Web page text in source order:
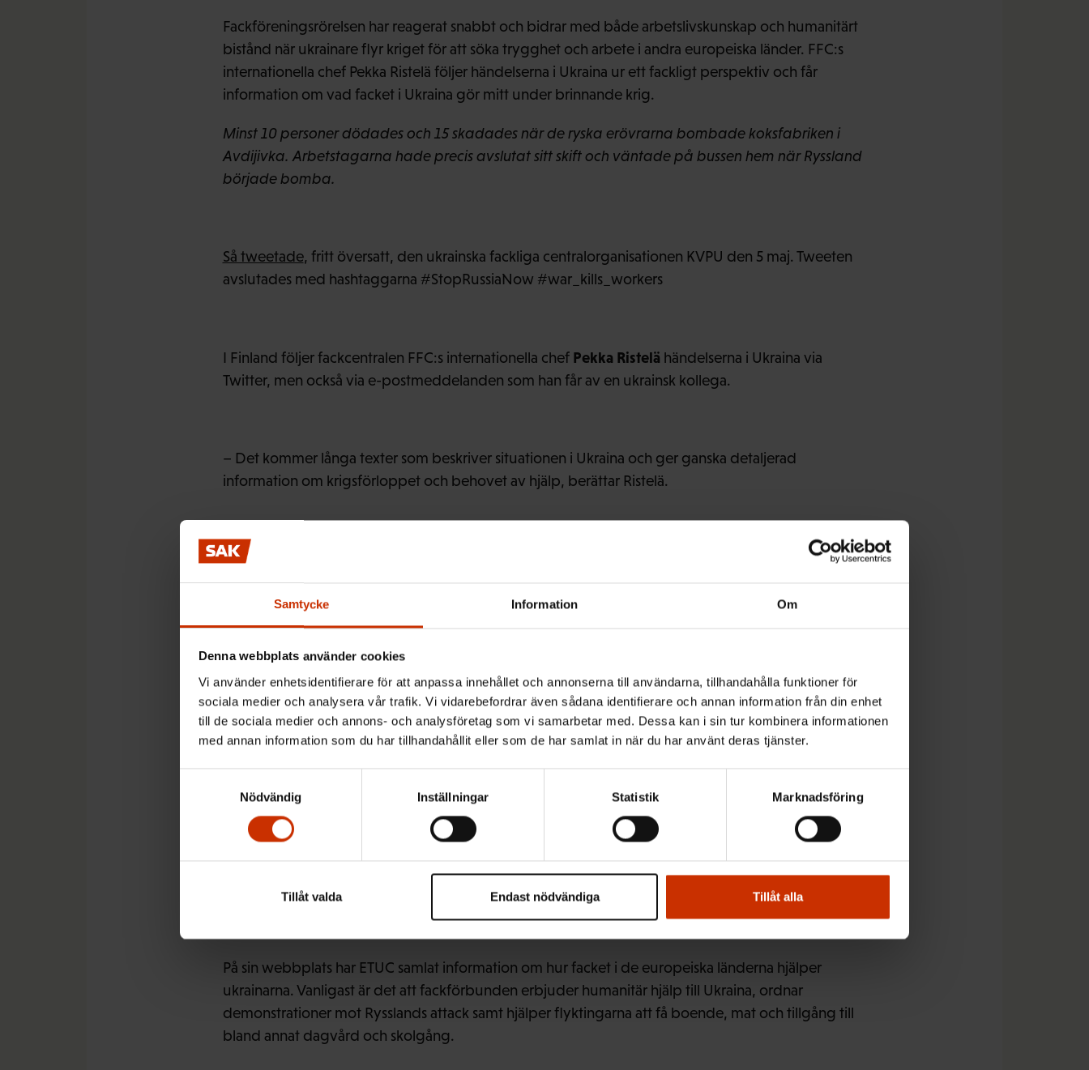
Samtycke Information Om
Denna webbplats använder cookies
Vi använder enhetsidentifierare för att anpassa innehållet och annonserna till användarna, tillhandahålla funktioner för
sociala medier och analysera vår trafik. Vi vidarebefordrar även sådana identifierare och annan information från din enhet
till de sociala medier och annons- och analysföretag som vi samarbetar med. Dessa kan i sin tur kombinera informationen
med annan information som du har tillhandahållit eller som de har samlat in när du har använt deras tjänster.
Nödvändig
Inställningar Statistik Marknadsföring
Endast nödvändiga
Tillåt valda Tillåt alla
Fackföreningsrörelsen har reagerat snabbt och bidrar med både arbetslivskunskap och humanitärt
bistånd när ukrainare flyr kriget för att söka trygghet och arbete i andra europeiska länder. FFC:s
internationella chef Pekka Ristelä följer händelserna i Ukraina ur ett fackligt perspektiv och får
information om vad facket i Ukraina gör mitt under brinnande krig.
Minst 10 personer dödades och 15 skadades när de ryska erövrarna bombade koksfabriken i
Avdijivka. Arbetstagarna hade precis avslutat sitt skift och väntade på bussen hem när Ryssland
började bomba.
Så tweetade, fritt översatt, den ukrainska fackliga centralorganisationen KVPU den 5 maj. Tweeten
avslutades med hashtaggarna #StopRussiaNow #war_kills_workers
I Finland följer fackcentralen FFC:s internationella chef Pekka Ristelä händelserna i Ukraina via
Twitter, men också via e-postmeddelanden som han får av en ukrainsk kollega.
– Det kommer långa texter som beskriver situationen i Ukraina och ger ganska detaljerad
information om krigsförloppet och behovet av hjälp, berättar Ristelä.
Meddelandena är en del av ett omfattande nätverk för dialog och informationsutbyte som har
funnits tidigare, men som har fått en större roll under de senaste månaderna. Europafacket ETUC
och världsfacket ITUC har också tagit ställning mot Rysslands agerande och gett finansiellt stöd åt
de ukrainska fackförbunden genom en fond som ITUC har inrättat.
FFC och fackliga organisationer i andra länder har donerat pengar till fonden, och många har också
självständigt ordnat och finansierat humanitärt bistånd till Ukraina och dess gränser. Flyktingarna
behöver till exempel mat-, läkemedels- och transporthjälp. Pekka Ristelä vet att ukrainarna också har
bett om militär hjälp, men det hör inte till fackets verksamhet.
Nytt perspektiv för polska facket
På sin webbplats har ETUC samlat information om hur facket i de europeiska länderna hjälper
ukrainarna. Vanligast är det att fackförbunden erbjuder humanitär hjälp till Ukraina, ordnar
demonstrationer mot Rysslands attack samt hjälper flyktingarna att få boende, mat och tillgång till
bland annat dagvård och skolgång.